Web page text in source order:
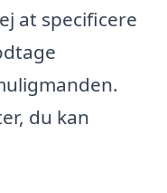
at specificere
du kan